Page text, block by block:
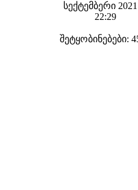
სექტემბერი
22:29
შეტყობინებები: